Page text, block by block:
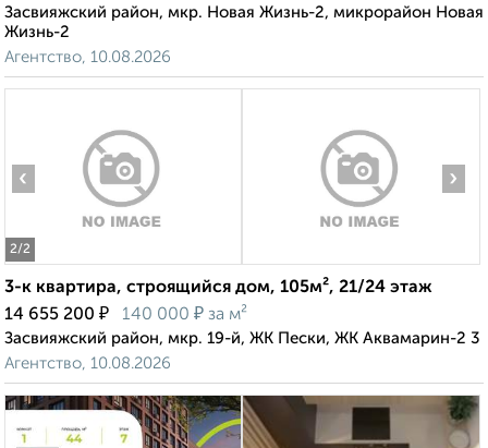
Засвияжский район, мкр. Новая Жизнь-2, микрорайон Новая
Жизнь-2
Агентство, 10.08.2026
2/2
‹ ›
3-к квартира, строящийся дом, 105м², 21/24 этаж
14 655 200 ₽ 140 000 ₽ за м²
Засвияжский район, мкр. 19-й, ЖК Пески, ЖК Аквамарин-2 3
Агентство, 10.08.2026